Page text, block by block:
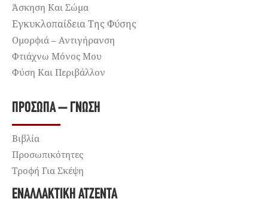
Άσκηση Και Σώμα
Εγκυκλοπαίδεια Της Φύσης
Ομορφιά – Αντιγήρανση
Φτιάχνω Μόνος Μου
Φύση Και Περιβάλλον
ΠΡΌΣΩΠΑ – ΓΝΏΣΗ
Βιβλία
Προσωπικότητες
Τροφή Για Σκέψη
ΕΝΑΛΛΑΚΤΙΚΉ ΑΤΖΈΝΤΑ